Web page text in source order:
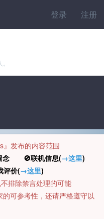
登录 注册
发布的内容范围
念 🚫联机信息(→这里)
价(→这里)
排除禁言处理的可能
可参考性，还请严格遵守以